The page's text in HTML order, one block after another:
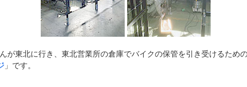
が東北に行き、東北営業所の倉庫でバイクの保管を引き受けるため
」です。